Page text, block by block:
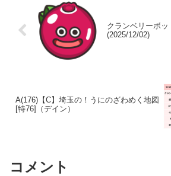
クランベリーボ
(2025/12/02)
A(176)【C】埼玉の！うにのざわめく地図
[特76]（デイン）
コメント